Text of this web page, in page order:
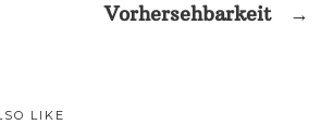
Vorhersehbarkeit
→
LIKE